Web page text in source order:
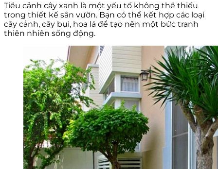
Tiểu cảnh cây xanh là một yếu tố không thể thiếu
trong thiết kế sân vườn. Bạn có thể kết hợp các loại
cây cảnh, cây bụi, hoa lá để tạo nên một bức tranh
thiên nhiên sống động.